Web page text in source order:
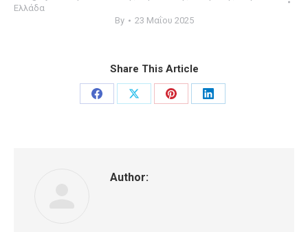
Ελλάδα
By
23 Μαΐου 2025
Share This Article
Share
Share
Share
Share
Author: